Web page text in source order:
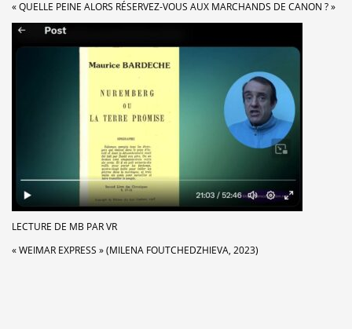
« QUELLE PEINE ALORS RÉSERVEZ-VOUS AUX MARCHANDS DE CANON ? »
LECTURE DE MB PAR VR
« WEIMAR EXPRESS » (MILENA FOUTCHEDZHIEVA, 2023)